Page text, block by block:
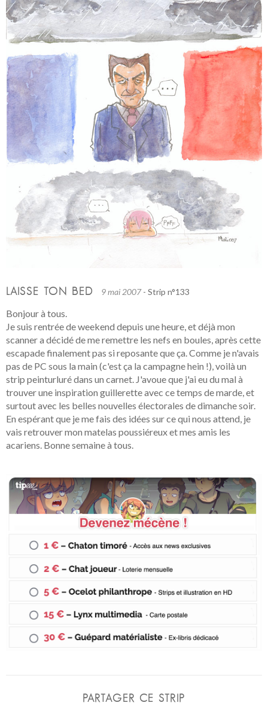
LAISSE TON BED 9 mai 2007- Strip n°133
Bonjour à tous.
Je suis rentrée de weekend depuis une heure, et déjà mon
scanner a décidé de me remettre les nefs en boules, après cette
escapade finalement pas si reposante que ça. Comme je n'avais
pas de PC sous la main (c'est ça la campagne hein !), voilà un
strip peinturluré dans un carnet. J'avoue que j'ai eu du mal à
trouver une inspiration guillerette avec ce temps de marde, et
surtout avec les belles nouvelles électorales de dimanche soir.
En espérant que je me fais des idées sur ce qui nous attend, je
vais retrouver mon matelas poussiéreux et mes amis les
acariens. Bonne semaine à tous.
PARTAGER CE STRIP